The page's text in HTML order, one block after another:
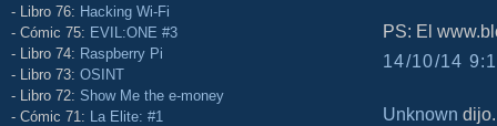
- Libro 76: Hacking Wi-Fi
- Cómic 75: EVIL:ONE #3
- Libro 74: Raspberry Pi
- Libro 73: OSINT
- Libro 72: Show Me the e-money
- Cómic 71: La Elite: #1
PS: El
14/10/14
Unknown